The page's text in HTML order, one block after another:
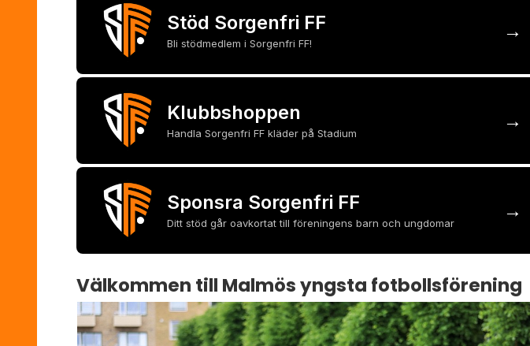
Stöd Sorgenfri FF
Bli stödmedlem i Sorgenfri FF! →
Klubbshoppen
Handla Sorgenfri FF kläder på Stadium →
Sponsra Sorgenfri FF
Ditt stöd går oavkortat till föreningens barn och ungdomar →
Välkommen till Malmös yngsta fotbollsförening